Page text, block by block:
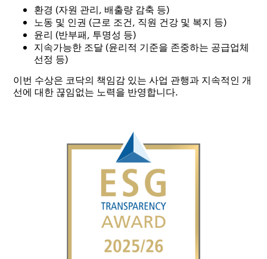
환경 (자원 관리, 배출량 감축 등)
노동 및 인권 (근로 조건, 직원 건강 및 복지 등)
윤리 (반부패, 투명성 등)
지속가능한 조달 (윤리적 기준을 존중하는 공급업체
선정 등)
이번 수상은 코닥의 책임감 있는 사업 관행과 지속적인 개
선에 대한 끊임없는 노력을 반영합니다.